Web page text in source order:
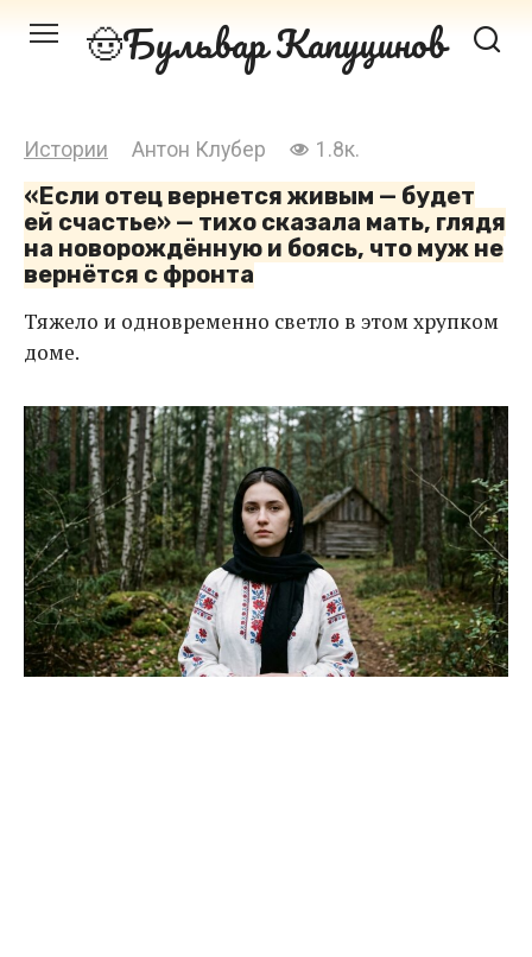
Перейти Бульвар Капуцинов
Истории Антон Клубер 1.8к.
«Если отец вернется живым — будет
ей счастье» — тихо сказала мать, глядя
на новорождённую и боясь, что муж не
вернётся с фронта
Тяжело и одновременно светло в этом хрупком
доме.